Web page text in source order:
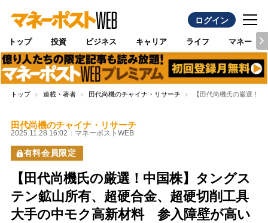
ログイン
トップ 投資 ビジネス キャリア ライフ マネー
トップ 連載・著者 田代尚機のチャイナ・リサーチ 【田代尚機氏の厳選！
田代尚機のチャイナ・リサーチ
2025.11.28 16:02 マネーポストWEB
有料会員限定
【田代尚機氏の厳選！中国株】タングス
テン鉱山所有、超硬合金、超硬切削工具
大手の中モク高新材料 参入障壁が高い